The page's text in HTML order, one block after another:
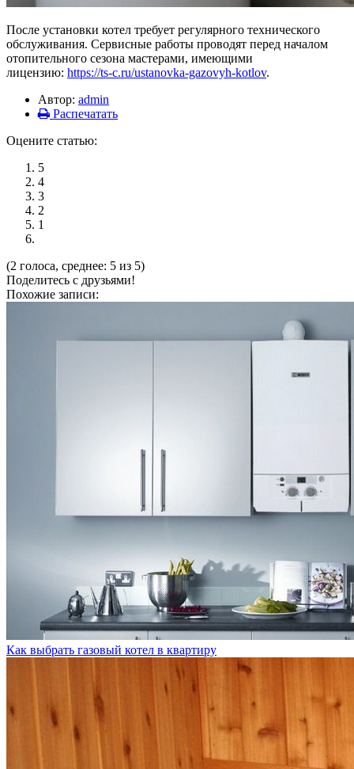
После установки котел требует регулярного технического
обслуживания. Сервисные работы проводят перед началом
отопительного сезона мастерами, имеющими
лицензию: https://ts-c.ru/ustanovka-gazovyh-kotlov.
Автор: admin
Распечатать
Оцените статью:
5
4
3
2
1
(2 голоса, среднее: 5 из 5)
Поделитесь с друзьями!
Похожие записи:
Как выбрать газовый котел в квартиру